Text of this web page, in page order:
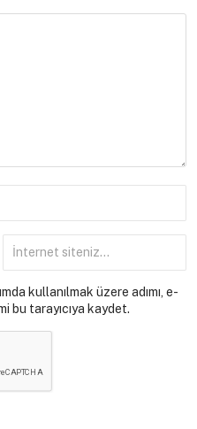
kullanılmak üzere adımı, e-
bu tarayıcıya kaydet.